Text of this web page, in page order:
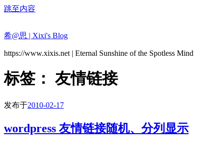
跳至内容
希@思 | Xixi's Blog
https://www.xixis.net | Eternal Sunshine of the Spotless Mind
标签： 友情链接
发布于2010-02-17
wordpress 友情链接随机、分列显示